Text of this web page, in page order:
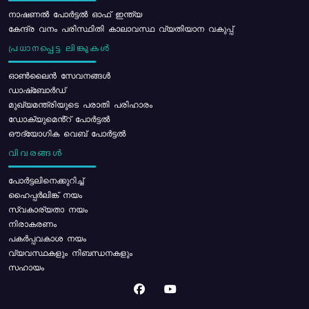
നാഷണൽ പോർട്ടൽ ഓഫ് ഇന്ത്യ
കേന്ദ്ര വനം പരിസ്ഥിതി കാലാവസ്ഥ വ്യതിയാന വകുപ്പ്
പ്രധാനപ്പെട്ട ലിങ്കുകൾ
ഓൺലൈൻ സേവനങ്ങൾ
ഡാഷ്ബോർഡ്
മുഖ്യമന്ത്രിയുടെ പരാതി പരിഹാരം
ഡോക്യുമെൻ്റ് പോർട്ടൽ
ഔദ്യോഗിക വെബ് പോർട്ടൽ
വിവരങ്ങൾ
പോര്‍ട്ടലിനെക്കുറിച്ച്
ഹൈപ്പർലിങ്ക് നയം
സ്വകാര്യതാ നയം
നിരാകരണം
പകർപ്പവകാശ നയം
വ്യവസ്ഥകളും നിബന്ധനകളും
സഹായം